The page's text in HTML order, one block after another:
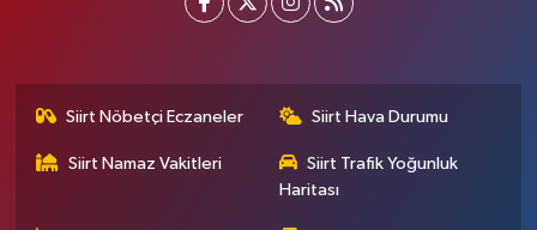
Siirt Nöbetçi Eczaneler Siirt Hava Durumu
Siirt Namaz Vakitleri
Siirt Trafik Yoğunluk
Haritası